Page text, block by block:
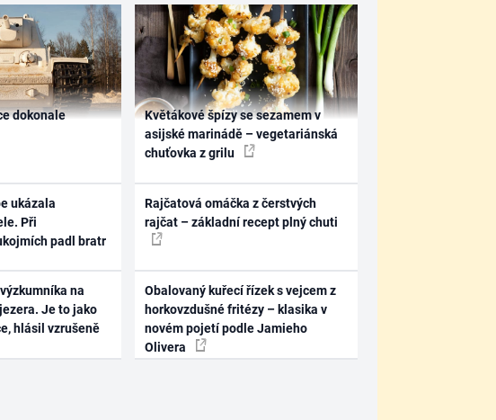
dokonale
ukázala
Při
padl bratr
na
Je to jako
hlásil vzrušeně
Květákové špízy se sezamem v
asijské marinádě – vegetariánská
chuťovka z grilu
Rajčatová omáčka z čerstvých
rajčat – základní recept plný chuti
Obalovaný kuřecí řízek s vejcem z
horkovzdušné fritézy – klasika v
novém pojetí podle Jamieho
Olivera